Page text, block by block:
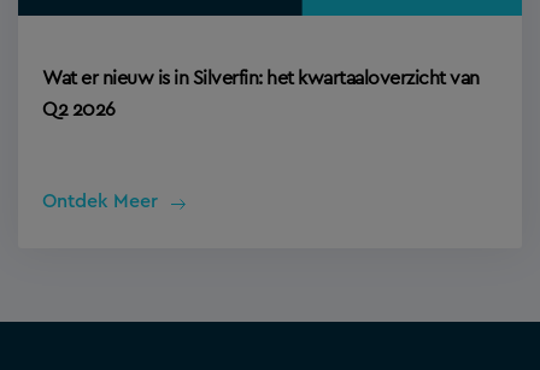
Wat er nieuw is in Silverfin: het kwartaaloverzicht van
Q2 2026
Ontdek Meer